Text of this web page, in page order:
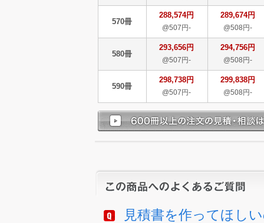
570冊
288,574円
@507円-
289,674円
@508円-
580冊
293,656円
@507円-
294,756円
@508円-
590冊
298,738円
@507円-
299,838円
@508円-
見積書を作ってほし